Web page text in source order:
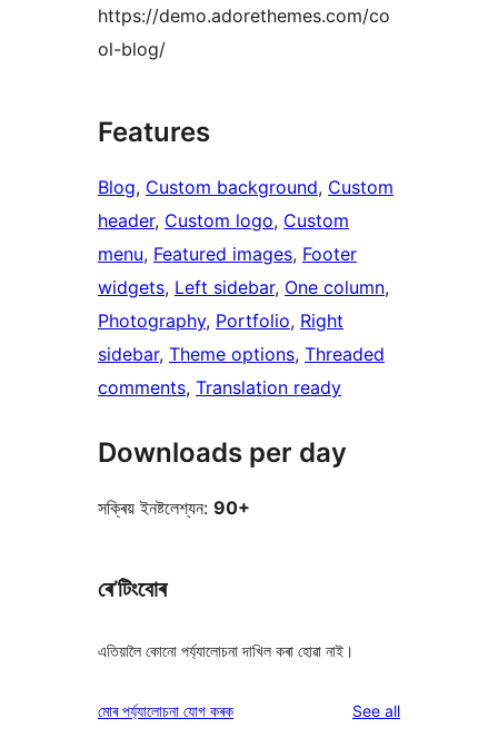
https://demo.adorethemes.com/co
ol-blog/
Features
Blog, Custom background, Custom
header, Custom logo, Custom
menu, Featured images, Footer
widgets, Left sidebar, One column
Photography, Portfolio, Right
sidebar, Theme options, Threaded
comments, Translation ready
Downloads per day
সক্ৰিয় ইনষ্টলেশ্যন: 90+
ৰে’টিংবোৰ
এতিয়ালৈ কোনো পৰ্য্যালোচনা দাখিল কৰা হোৱা নাই।
মোৰ পৰ্য্যালোচনা যোগ কৰক See allreviews